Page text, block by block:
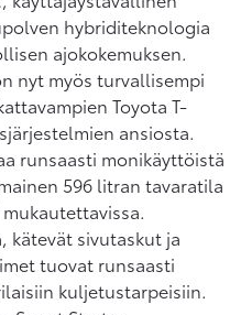
hybriditeknologia
ajokokemuksen.
nyt myös turvallisempi
Toyota T-
ansiosta.
runsaasti monikäyttöistä
596 litran tavaratila
kätevät sivutaskut ja
tuovat runsaasti
kuljetustarpeisiin.